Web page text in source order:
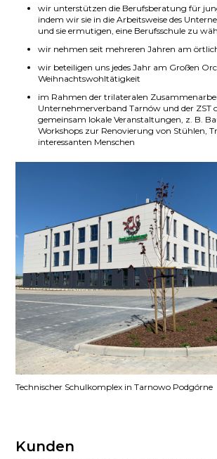
wir unterstützen die Berufsberatung für
indem wir sie in die Arbeitsweise des
und sie ermutigen, eine Berufsschule zu
wir nehmen seit mehreren Jahren am
wir beteiligen uns jedes Jahr am Großen
Weihnachtswohltätigkeit
im Rahmen der trilateralen
Unternehmerverband Tarnów und der ZST
gemeinsam lokale Veranstaltungen, z. B.
Workshops zur Renovierung von Stühlen,
interessanten Menschen
Technischer Schulkomplex in Tarnowo Podgórne
Kunden